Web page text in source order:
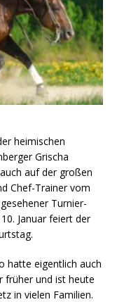
heimischen
Grischa
auf der großen
Chef-Trainer vom
Turnier-
Januar feiert der
hatte eigentlich auch
früher und ist heute
in vielen Familien.